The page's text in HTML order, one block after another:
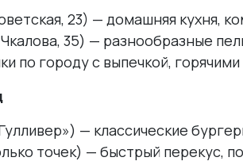
23) — домашняя кухня,
35) — разнообразные
по городу с выпечкой,
— классические
точек) — быстрый перекус,